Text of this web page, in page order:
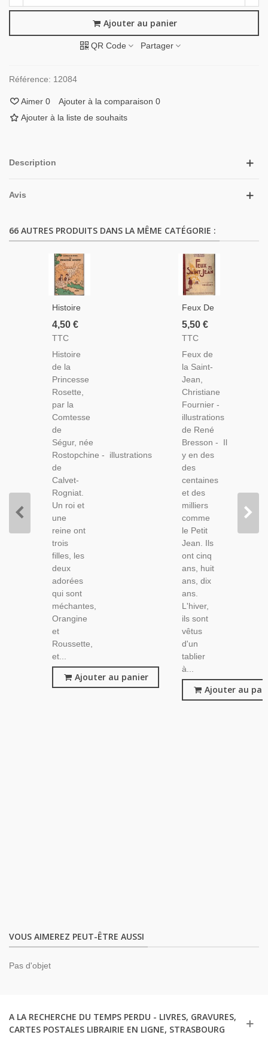
Ajouter au panier
QR Code Partager
Référence: 12084
Aimer 0 Ajouter à la comparaison 0
Ajouter à la liste de souhaits
Description
Avis
66 AUTRES PRODUITS DANS LA MÊME CATÉGORIE :
Histoire
De La
Princesse
Comtesse
De
Ségur,
1937 -
Contes
Pour
Enfants,
Littérature
Jeunesse
4,50 €
TTC
Histoire
de la
Princesse
Rosette,
par la
Comtesse
de
Ségur, née
Rostopchine - illustrations
de
Calvet-
Rogniat.
Un roi et
une
reine ont
trois
filles, les
deux
adorées
qui sont
méchantes,
Orangine
et
Roussette,
et...
Ajouter au panier
Feux De
La Saint-
Jean,
Fournier,
1946 -
Enfant
De
L'Assistance
Publique
"placé"
Dans
Une
Ferme
5,50 €
TTC
Feux de
la Saint-
Jean,
Christiane
Fournier -
illustrations
de René
Bresson - Il
y en des
des
centaines
et des
milliers
comme
le Petit
Jean. Ils
ont cinq
ans, huit
ans, dix
ans.
L'hiver,
ils sont
vêtus
d'un
tablier
à...
Ajouter au
VOUS AIMEREZ PEUT-ÊTRE AUSSI
Pas d'objet
A LA RECHERCHE DU TEMPS PERDU - LIVRES, GRAVURES,
CARTES POSTALES LIBRAIRIE EN LIGNE, STRASBOURG